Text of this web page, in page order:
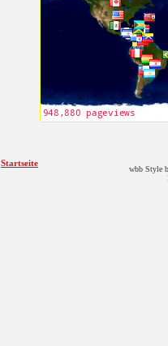
Startseite
wbb Style